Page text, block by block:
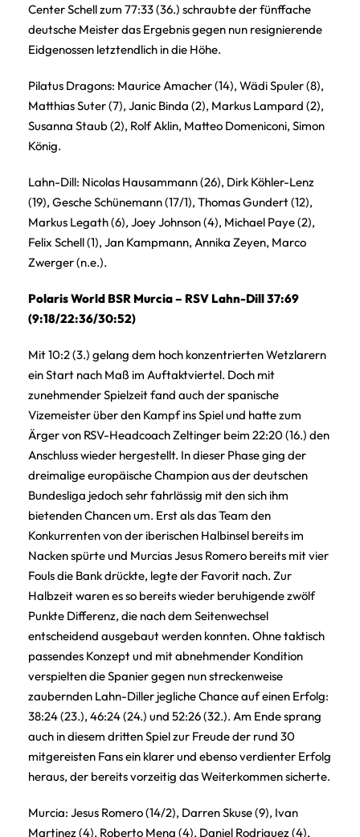
Center Schell zum 77:33 (36.) schraubte der fünffache
deutsche Meister das Ergebnis gegen nun resignierende
Eidgenossen letztendlich in die Höhe.
Pilatus Dragons: Maurice Amacher (14), Wädi Spuler (8),
Matthias Suter (7), Janic Binda (2), Markus Lampard (2),
Susanna Staub (2), Rolf Aklin, Matteo Domeniconi, Simon
König.
Lahn-Dill: Nicolas Hausammann (26), Dirk Köhler-Lenz
(19), Gesche Schünemann (17/1), Thomas Gundert (12),
Markus Legath (6), Joey Johnson (4), Michael Paye (2),
Felix Schell (1), Jan Kampmann, Annika Zeyen, Marco
Zwerger (n.e.).
Polaris World BSR Murcia – RSV Lahn-Dill 37:69
(9:18/22:36/30:52)
Mit 10:2 (3.) gelang dem hoch konzentrierten Wetzlarern
ein Start nach Maß im Auftaktviertel. Doch mit
zunehmender Spielzeit fand auch der spanische
Vizemeister über den Kampf ins Spiel und hatte zum
Ärger von RSV-Headcoach Zeltinger beim 22:20 (16.) den
Anschluss wieder hergestellt. In dieser Phase ging der
dreimalige europäische Champion aus der deutschen
Bundesliga jedoch sehr fahrlässig mit den sich ihm
bietenden Chancen um. Erst als das Team den
Konkurrenten von der iberischen Halbinsel bereits im
Nacken spürte und Murcias Jesus Romero bereits mit vier
Fouls die Bank drückte, legte der Favorit nach. Zur
Halbzeit waren es so bereits wieder beruhigende zwölf
Punkte Differenz, die nach dem Seitenwechsel
entscheidend ausgebaut werden konnten. Ohne taktisch
passendes Konzept und mit abnehmender Kondition
verspielten die Spanier gegen nun streckenweise
zaubernden Lahn-Diller jegliche Chance auf einen Erfolg:
38:24 (23.), 46:24 (24.) und 52:26 (32.). Am Ende sprang
auch in diesem dritten Spiel zur Freude der rund 30
mitgereisten Fans ein klarer und ebenso verdienter Erfolg
heraus, der bereits vorzeitig das Weiterkommen sicherte.
Murcia: Jesus Romero (14/2), Darren Skuse (9), Ivan
Martinez (4), Roberto Mena (4), Daniel Rodriguez (4),